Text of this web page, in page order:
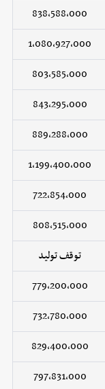
838,588,000
1,080,927,000
803,585,000
843,295,000
889,288,000
1,199,400,000
722,854,000
808,515,000
توقف تولید
779,200,000
732,780,000
829,400,000
797,831,000